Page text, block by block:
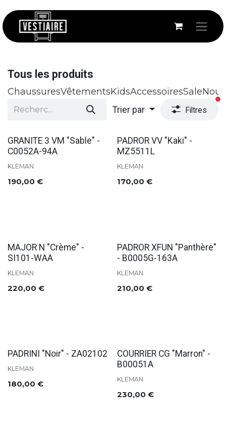
Tous les produits
ChaussuresVêtementsKidsAccessoiresSale
Trier par Filtres
Soldes
GRANITE 3 VM "Sable" -
C0052A-94A
KLEMAN
190,00 €
PADROR VV "Kaki" -
MZ5511L
KLEMAN
170,00 €
Soldes
MAJOR N "Crème" -
SI101-WAA
KLEMAN
220,00 €
Soldes
PADROR XFUN "Panthère"
- B0005G-163A
KLEMAN
210,00 €
Soldes
PADRINI "Noir" - ZA02102
KLEMAN
180,00 €
Soldes
COURRIER CG "Marron" -
B00051A
KLEMAN
230,00 €